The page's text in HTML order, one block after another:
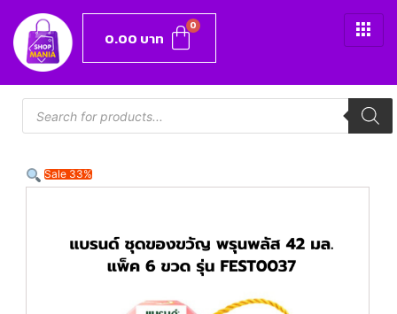
0.00 บาท
Sale 33%